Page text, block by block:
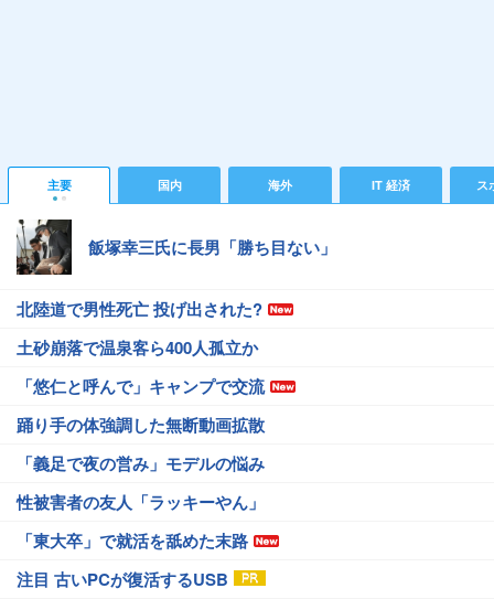
主要 国内 海外 IT 経済 ス
飯塚幸三氏に長男「勝ち目ない」
北陸道で男性死亡 投げ出された?
土砂崩落で温泉客ら400人孤立か
「悠仁と呼んで」キャンプで交流
踊り手の体強調した無断動画拡散
「義足で夜の営み」モデルの悩み
性被害者の友人「ラッキーやん」
「東大卒」で就活を舐めた末路
注目 古いPCが復活するUSB